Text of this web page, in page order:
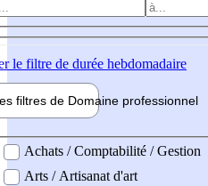
le filtre de durée hebdomadaire
filtres de Domaine professionnel
professionel
Achats / Comptabilité / Gestion
Arts / Artisanat d'art